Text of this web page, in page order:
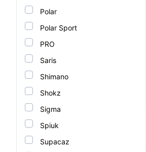
Polar
Polar Sport
PRO
Saris
Shimano
Shokz
Sigma
Spiuk
Supacaz